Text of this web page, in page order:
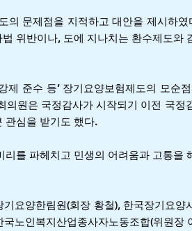
의 문제점을 지적하고 대안을 제시하
위반이나, 도에 지나치는 환수제도와
제 준수 등’ 장기요양보험제도의 모순
원은 국정감사가 시작되기 이전 국정
관심을 받기도 했다.
를 파헤치고 민생의 어려움과 고통을
요양한림원(회장 황철), 한국장기요
노인복지산업종사자노동조합(위원장